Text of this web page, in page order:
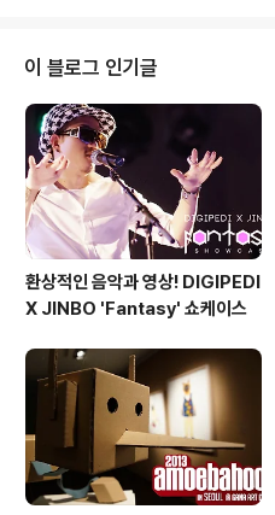
구성함으로써 예술의 재생산과 가치에 대해
무료 입장이므로 부담없이 찾아가, 기존의
해 새롭게 구성된 작품에서 느끼는 상반된
하는 것도 좋을 듯 하다. 다음은 전시 정보.
를 훔친 명화 展 ‘명화의 재구성을 통한 미
시기간> 2012.8.2.(목)..
이 블로그 인기글
환상적인 음악과 영상! DIGIPEDI
X JINBO 'Fantasy' 쇼케이스